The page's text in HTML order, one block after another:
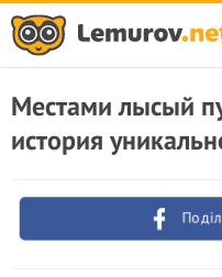
Местами лысый
история